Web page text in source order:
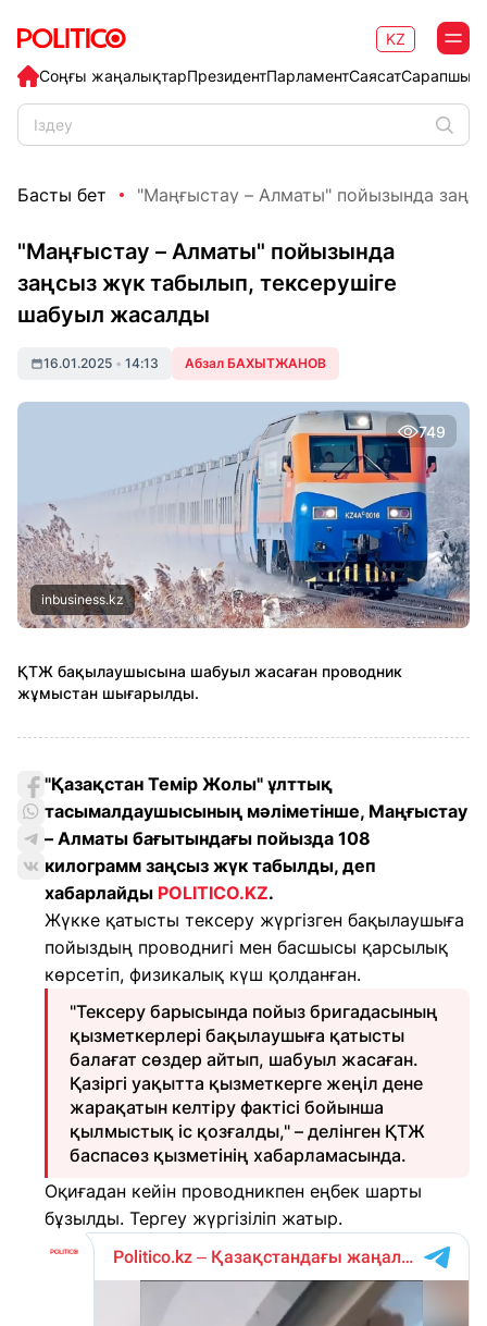
Соңғы жаңалықтарПрезидентПарламентСаясат
KZ
Басты бет "Маңғыстау – Алматы" пойызында
"Маңғыстау – Алматы" пойызында
заңсыз жүк табылып, тексерушіге
шабуыл жасалды
16.01.2025 • 14:13 Абзал БАХЫТЖАНОВ
749
inbusiness.kz
ҚТЖ бақылаушысына шабуыл жасаған проводник
жұмыстан шығарылды.
"Қазақстан Темір Жолы" ұлттық
тасымалдаушысының мәліметінше, Маңғыстау
– Алматы бағытындағы пойызда 108
килограмм заңсыз жүк табылды, деп
хабарлайды POLITICO.KZ.
Жүкке қатысты тексеру жүргізген бақылаушыға
пойыздың проводнигі мен басшысы қарсылық
көрсетіп, физикалық күш қолданған.
"Тексеру барысында пойыз бригадасының
қызметкерлері бақылаушыға қатысты
балағат сөздер айтып, шабуыл жасаған.
Қазіргі уақытта қызметкерге жеңіл дене
жарақатын келтіру фактісі бойынша
қылмыстық іс қозғалды," – делінген ҚТЖ
баспасөз қызметінің хабарламасында.
Оқиғадан кейін проводникпен еңбек шарты
бұзылды. Тергеу жүргізіліп жатыр.